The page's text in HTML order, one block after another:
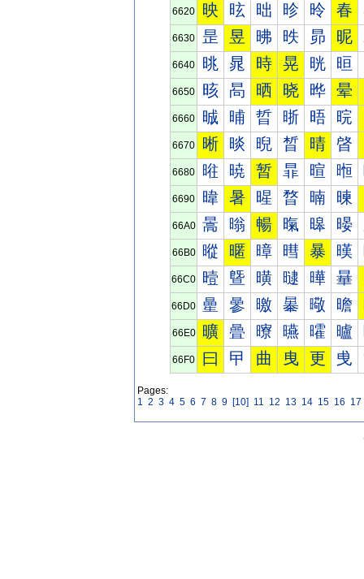
6620 映 昡 昢 昣 昤 春
6630 昰 昱 昲 昳 昴 昵
6640 晀 晁 時 晃 晄 晅
6650 晐 晑 晒 晓 晔 晕
6660 晠 晡 晢 晣 晤 晥
6670 晰 晱 晲 晳 晴 晵
6680 暀 暁 暂 暃 暄 暅
6690 暐 暑 暒 暓 暔 暕
66A0 暠 暡 暢 暣 暤 暥
66B0 暰 暱 暲 暳 暴 暵
66C0 曀 曁 曂 曃 曄 曅
66D0 曐 曑 曒 曓 曔 曕
66E0 曠 曡 曢 曣 曤 曥
66F0 曰 曱 曲 曳 更 曵
Pages:
1 2 3 4 5 6 7 8 9 [10] 11 12 13 14 15 16 17